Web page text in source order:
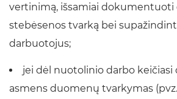
vertinimą, išsamiai
stebėsenos tvarką bei
darbuotojus;
jei dėl nuotolinio darbo keičiasi
asmens duomenų tvarkymas